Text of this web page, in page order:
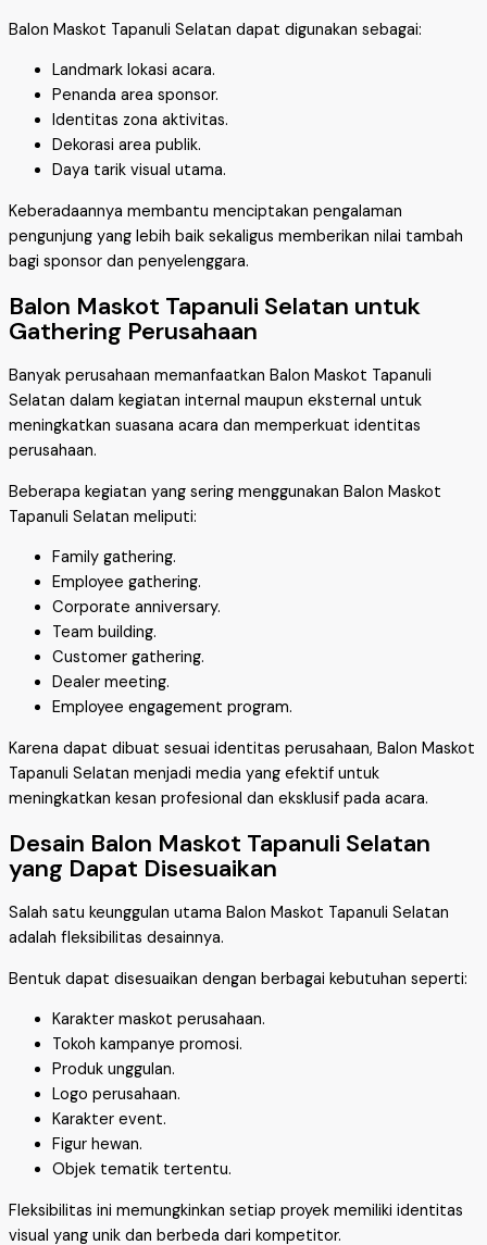
Balon Maskot Tapanuli Selatan dapat digunakan sebagai:
Landmark lokasi acara.
Penanda area sponsor.
Identitas zona aktivitas.
Dekorasi area publik.
Daya tarik visual utama.
Keberadaannya membantu menciptakan pengalaman
pengunjung yang lebih baik sekaligus memberikan nilai tambah
bagi sponsor dan penyelenggara.
Balon Maskot Tapanuli Selatan untuk
Gathering Perusahaan
Banyak perusahaan memanfaatkan Balon Maskot Tapanuli
Selatan dalam kegiatan internal maupun eksternal untuk
meningkatkan suasana acara dan memperkuat identitas
perusahaan.
Beberapa kegiatan yang sering menggunakan Balon Maskot
Tapanuli Selatan meliputi:
Family gathering.
Employee gathering.
Corporate anniversary.
Team building.
Customer gathering.
Dealer meeting.
Employee engagement program.
Karena dapat dibuat sesuai identitas perusahaan, Balon Maskot
Tapanuli Selatan menjadi media yang efektif untuk
meningkatkan kesan profesional dan eksklusif pada acara.
Desain Balon Maskot Tapanuli Selatan
yang Dapat Disesuaikan
Salah satu keunggulan utama Balon Maskot Tapanuli Selatan
adalah fleksibilitas desainnya.
Bentuk dapat disesuaikan dengan berbagai kebutuhan seperti:
Karakter maskot perusahaan.
Tokoh kampanye promosi.
Produk unggulan.
Logo perusahaan.
Karakter event.
Figur hewan.
Objek tematik tertentu.
Fleksibilitas ini memungkinkan setiap proyek memiliki identitas
visual yang unik dan berbeda dari kompetitor.